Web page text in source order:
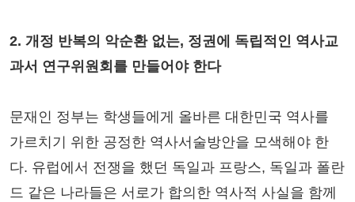
2. 개정 반복의 악순환 없는, 정권에 독립적인 역사교
과서 연구위원회를 만들어야 한다
문재인 정부는 학생들에게 올바른 대한민국 역사를
가르치기 위한 공정한 역사서술방안을 모색해야 한
다. 유럽에서 전쟁을 했던 독일과 프랑스, 독일과 폴란
드 같은 나라들은 서로가 합의한 역사적 사실을 함께